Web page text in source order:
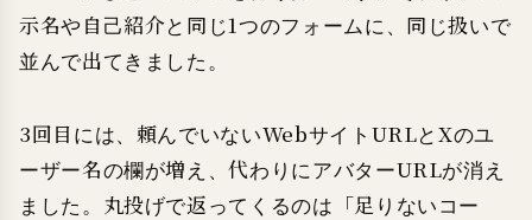
示名や自己紹介と同じ1つのフォームに、同じ扱いで
並んで出てきました。
3回目には、頼んでいないWebサイトURLとXのユ
ーザー名の欄が増え、代わりにアバターURLが消え
ました。丸投げで返ってくるのは「足りないコー